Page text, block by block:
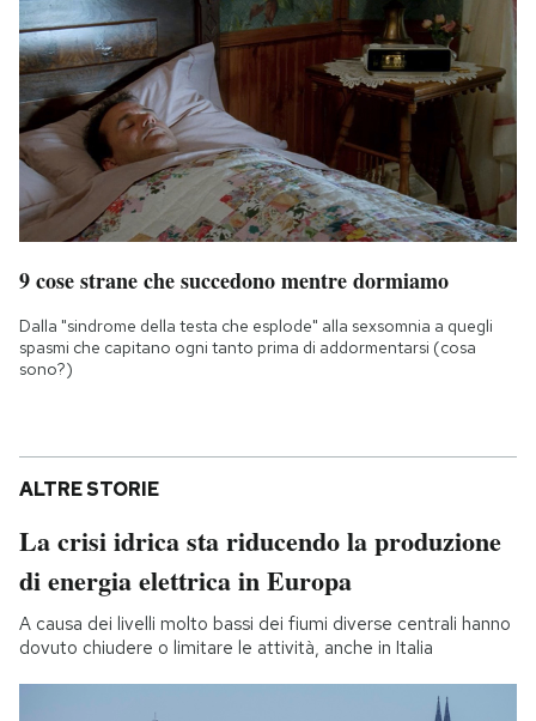
9 cose strane che succedono mentre dormiamo
Dalla "sindrome della testa che esplode" alla sexsomnia a quegli
spasmi che capitano ogni tanto prima di addormentarsi (cosa
sono?)
ALTRE STORIE
La crisi idrica sta riducendo la produzione
di energia elettrica in Europa
A causa dei livelli molto bassi dei fiumi diverse centrali hanno
dovuto chiudere o limitare le attività, anche in Italia